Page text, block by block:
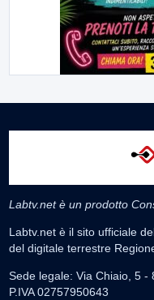
Labtv.net è un prodotto
Labtv.net è il sito ufficiale
del digitale terrestre
Sede legale: Via Chiaio, 5 -
P.IVA 02757950643